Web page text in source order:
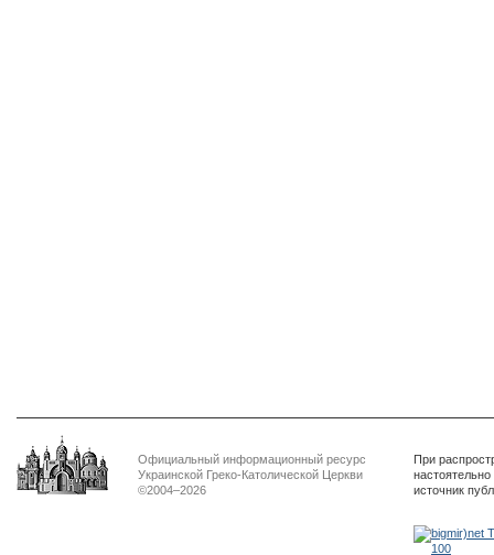
Официальный информационный ресурс
Украинской Греко-Католической Церкви
©2004–2026
При
источник